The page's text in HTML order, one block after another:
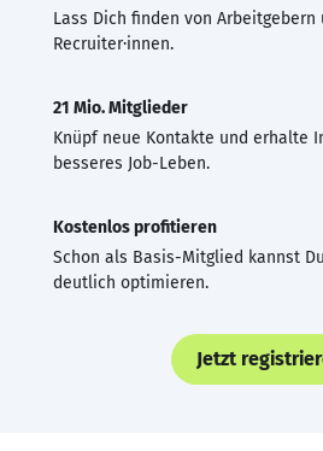
Lass Dich finden von Arbeitgebern
Recruiter·innen.
21 Mio. Mitglieder
Knüpf neue Kontakte und erhalte
besseres Job-Leben.
Kostenlos profitieren
Schon als Basis-Mitglied kannst
deutlich optimieren.
Jetzt